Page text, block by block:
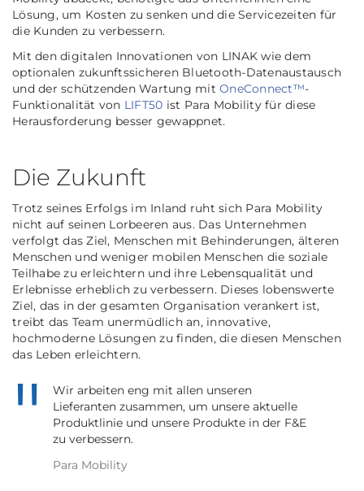
Lösung, um Kosten zu senken und die Servicezeiten für
die Kunden zu verbessern.
Mit den digitalen Innovationen von LINAK wie dem
optionalen zukunftssicheren Bluetooth-Datenaustausch
und der schützenden Wartung mit OneConnect™-
Funktionalität von LIFT50 ist Para Mobility für diese
Herausforderung besser gewappnet.
Die Zukunft
Trotz seines Erfolgs im Inland ruht sich Para Mobility
nicht auf seinen Lorbeeren aus. Das Unternehmen
verfolgt das Ziel, Menschen mit Behinderungen, älteren
Menschen und weniger mobilen Menschen die soziale
Teilhabe zu erleichtern und ihre Lebensqualität und
Erlebnisse erheblich zu verbessern. Dieses lobenswerte
Ziel, das in der gesamten Organisation verankert ist,
treibt das Team unermüdlich an, innovative,
hochmoderne Lösungen zu finden, die diesen Menschen
das Leben erleichtern.
Wir arbeiten eng mit allen unseren
Lieferanten zusammen, um unsere aktuelle
Produktlinie und unsere Produkte in der F&E
zu verbessern.
Para Mobility